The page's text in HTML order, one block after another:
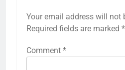
Your email address will not
Required fields are marked *
Comment *